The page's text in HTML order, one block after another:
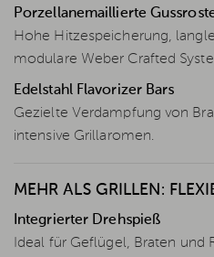
Porzellanemaillierte
Hohe Hitzespeicherung,
modulare Weber Crafted
Edelstahl Flavorizer Bars
Gezielte Verdampfung von
intensive Grillaromen.
MEHR ALS GRILLEN:
Integrierter Drehspieß
Ideal für Geflügel, Braten